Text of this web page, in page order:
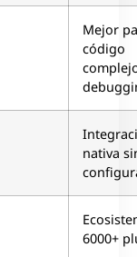
Mejor
código
nativa
6000+